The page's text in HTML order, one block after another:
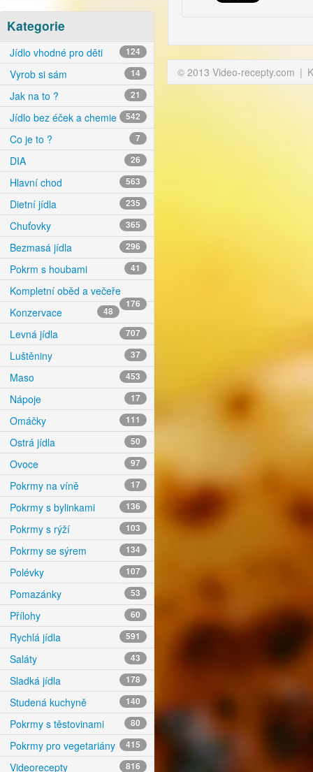
Kategorie
Jídlo vhodné pro děti 124
Vyrob si sám 14
Jak na to ? 21
Jídlo bez éček a chemie 542
Co je to ? 7
DIA 26
Hlavní chod 563
Dietní jídla 235
Chuťovky 365
Bezmasá jídla 296
Pokrm s houbami 41
Kompletní oběd a večeře
176
Konzervace 48
Levná jídla 707
Luštěniny 37
Maso 453
Nápoje 17
Omáčky 111
Ostrá jídla 50
Ovoce 97
Pokrmy na víně 17
Pokrmy s bylinkami 136
Pokrmy s rýží 103
Pokrmy se sýrem 134
Polévky 107
Pomazánky 53
Přílohy 60
Rychlá jídla 591
Saláty 43
Sladká jídla 178
Studená kuchyně 140
Pokrmy s těstovinami 80
Pokrmy pro vegetariány 415
Videorecepty 816
© 2013 Video-recepty.com |